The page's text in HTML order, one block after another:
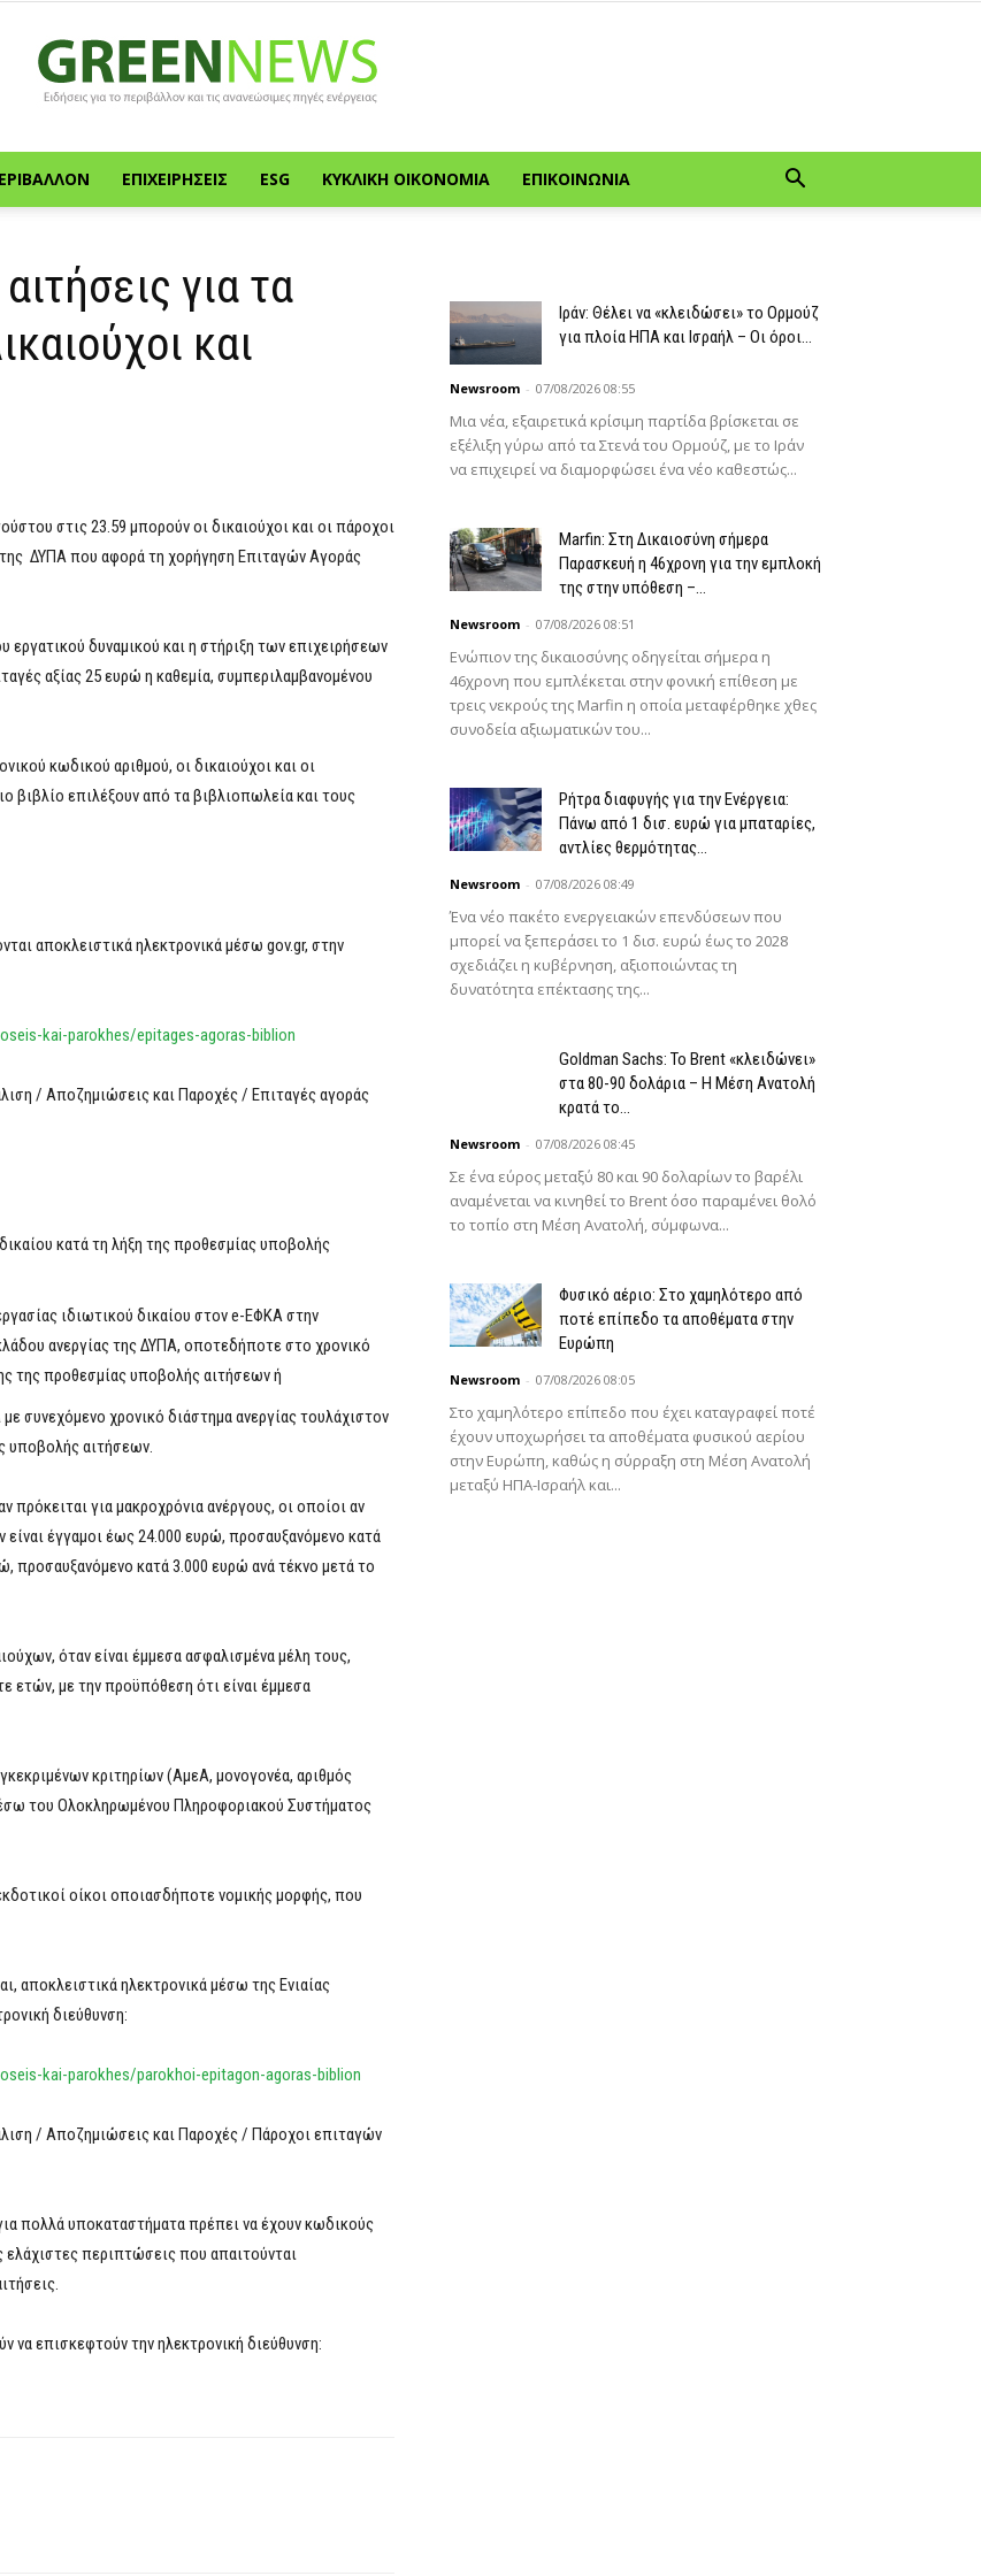
Green
News
ΕΠΙΧΕΙΡΉΣΕΙΣ ESG ΚΥΚΛΙΚΉ ΟΙΚΟΝΟΜΊΑ ΕΠΙΚΟΙΝΩΝΊΑ
για τα
και
στις 23.59 μπορούν οι δικαιούχοι και οι πάροχοι
ΔΥΠΑ που αφορά τη χορήγηση Επιταγών Αγοράς
δυναμικού και η στήριξη των επιχειρήσεων
αξίας 25 ευρώ η καθεμία, συμπεριλαμβανομένου
κωδικού αριθμού, οι δικαιούχοι και οι
επιλέξουν από τα βιβλιοπωλεία και τους
αποκλειστικά ηλεκτρονικά μέσω gov.gr, στην
kai-parokhes/epitages-agoras-biblion
/ Αποζημιώσεις και Παροχές / Επιταγές αγοράς
κατά τη λήξη της προθεσμίας υποβολής
ιδιωτικού δικαίου στον e-EΦΚΑ στην
ανεργίας της ΔΥΠΑ, οποτεδήποτε στο χρονικό
της προθεσμίας υποβολής αιτήσεων ή
συνεχόμενο χρονικό διάστημα ανεργίας τουλάχιστον
υποβολής αιτήσεων.
για μακροχρόνια ανέργους, οι οποίοι αν
έγγαμοι έως 24.000 ευρώ, προσαυξανόμενο κατά
προσαυξανόμενο κατά 3.000 ευρώ ανά τέκνο μετά το
όταν είναι έμμεσα ασφαλισμένα μέλη τους,
ετών, με την προϋπόθεση ότι είναι έμμεσα
κριτηρίων (ΑμεΑ, μονογονέα, αριθμός
του Ολοκληρωμένου Πληροφοριακού Συστήματος
οίκοι οποιασδήποτε νομικής μορφής, που
αποκλειστικά ηλεκτρονικά μέσω της Ενιαίας
διεύθυνση:
kai-parokhes/parokhoi-epitagon-agoras-biblion
/ Αποζημιώσεις και Παροχές / Πάροχοι επιταγών
πολλά υποκαταστήματα πρέπει να έχουν κωδικούς
περιπτώσεις που απαιτούνται
να επισκεφτούν την ηλεκτρονική διεύθυνση:
Ιράν: Θέλει να «κλειδώσει» το Ορμούζ
για πλοία ΗΠΑ και Ισραήλ – Οι όροι...
Newsroom - 07/08/2026 08:55
Μια νέα, εξαιρετικά κρίσιμη παρτίδα βρίσκεται σε
εξέλιξη γύρω από τα Στενά του Ορμούζ, με το Ιράν
να επιχειρεί να διαμορφώσει ένα νέο καθεστώς...
Marfin: Στη Δικαιοσύνη σήμερα
Παρασκευή η 46χρονη για την εμπλοκή
της στην υπόθεση –...
Newsroom - 07/08/2026 08:51
Ενώπιον της δικαιοσύνης οδηγείται σήμερα η
46χρονη που εμπλέκεται στην φονική επίθεση με
τρεις νεκρούς της Marfin η οποία μεταφέρθηκε χθες
συνοδεία αξιωματικών του...
Ρήτρα διαφυγής για την Ενέργεια:
Πάνω από 1 δισ. ευρώ για μπαταρίες,
αντλίες θερμότητας...
Newsroom - 07/08/2026 08:49
Ένα νέο πακέτο ενεργειακών επενδύσεων που
μπορεί να ξεπεράσει το 1 δισ. ευρώ έως το 2028
σχεδιάζει η κυβέρνηση, αξιοποιώντας τη
δυνατότητα επέκτασης της...
Goldman Sachs: Το Brent «κλειδώνει»
στα 80-90 δολάρια – Η Μέση Ανατολή
κρατά το...
Newsroom - 07/08/2026 08:45
Σε ένα εύρος μεταξύ 80 και 90 δολαρίων το βαρέλι
αναμένεται να κινηθεί το Brent όσο παραμένει θολό
το τοπίο στη Μέση Ανατολή, σύμφωνα...
Φυσικό αέριο: Στο χαμηλότερο από
ποτέ επίπεδο τα αποθέματα στην
Ευρώπη
Newsroom - 07/08/2026 08:05
Στο χαμηλότερο επίπεδο που έχει καταγραφεί ποτέ
έχουν υποχωρήσει τα αποθέματα φυσικού αερίου
στην Ευρώπη, καθώς η σύρραξη στη Μέση Ανατολή
μεταξύ ΗΠΑ-Ισραήλ και...